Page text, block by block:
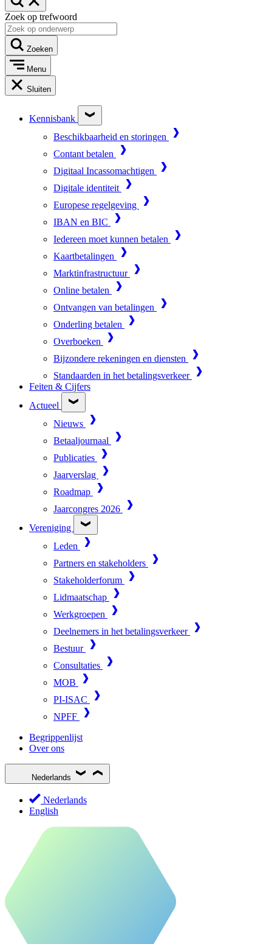
Zoek op trefwoord
Zoeken
Menu
Sluiten
Kennisbank
Beschikbaarheid en storingen
Contant betalen
Digitaal Incassomachtigen
Digitale identiteit
Europese regelgeving
IBAN en BIC
Iedereen moet kunnen betalen
Kaartbetalingen
Marktinfrastructuur
Online betalen
Ontvangen van betalingen
Onderling betalen
Overboeken
Bijzondere rekeningen en diensten
Standaarden in het betalingsverkeer
Feiten & Cijfers
Actueel
Nieuws
Betaaljournaal
Publicaties
Jaarverslag
Roadmap
Jaarcongres 2026
Vereniging
Leden
Partners en stakeholders
Stakeholderforum
Lidmaatschap
Werkgroepen
Deelnemers in het betalingsverkeer
Bestuur
Consultaties
MOB
PI-ISAC
NPFF
Begrippenlijst
Over ons
Nederlands
Nederlands
English